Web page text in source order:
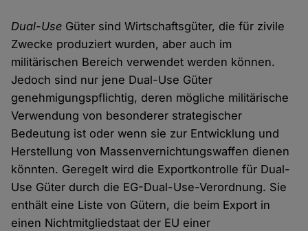
Dual-Use Güter sind Wirtschaftsgüter, die für zivile
Zwecke produziert wurden, aber auch im
militärischen Bereich verwendet werden können.
Jedoch sind nur jene Dual-Use Güter
genehmigungspflichtig, deren mögliche militärische
Verwendung von besonderer strategischer
Bedeutung ist oder wenn sie zur Entwicklung und
Herstellung von Massenvernichtungswaffen dienen
könnten. Geregelt wird die Exportkontrolle für Dual-
Use Güter durch die EG-Dual-Use-Verordnung. Sie
enthält eine Liste von Gütern, die beim Export in
einen Nichtmitgliedstaat der EU einer